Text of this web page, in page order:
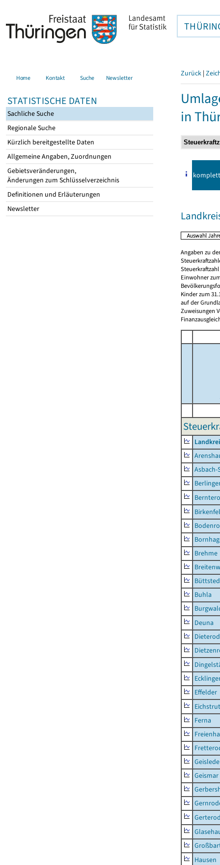
Home Kontakt Suche Newsletter
STATISTISCHE DATEN
Sachliche Suche
Regionale Suche
Kürzlich bereitgestellte Daten
Allgemeine Angaben, Zuordnungen
Gebietsveränderungen,
Änderungen zum Schlüsselverzeichnis
Definitionen und Erläuterungen
Newsletter
Zurück |
in
komplett
Angaben zu
Einwohner
Kinder zum
auf der
Zuweisungen
Asbach-
Brehme
Buhla
Deuna
Effelder
Ferna
Geismar
Hausen